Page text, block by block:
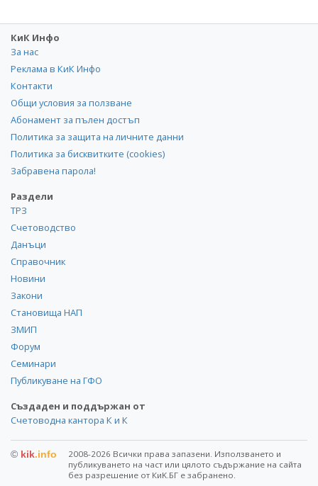
КиК Инфо
За нас
Реклама в КиК Инфо
Контакти
Общи условия за ползване
Абонамент за пълен достъп
Политика за защита на личните данни
Политика за бисквитките (cookies)
Забравена парола!
Раздели
ТРЗ
Счетоводство
Данъци
Справочник
Новини
Закони
Становища НАП
ЗМИП
Форум
Семинари
Публикуване на ГФО
Създаден и поддържан от
Счетоводна кантора К и К
© kik.info
2008-2026 Всички права запазени. Използването и
публикуването на част или цялото съдържание на сайта
без разрешение от КиK.БГ е забранено.